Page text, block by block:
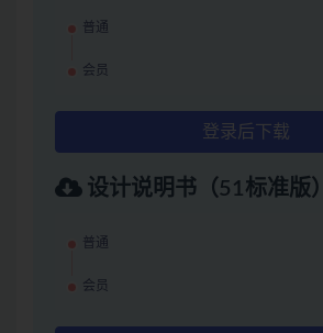
普通
会员
登录后下载
设计说明书（51标准版）
普通
会员